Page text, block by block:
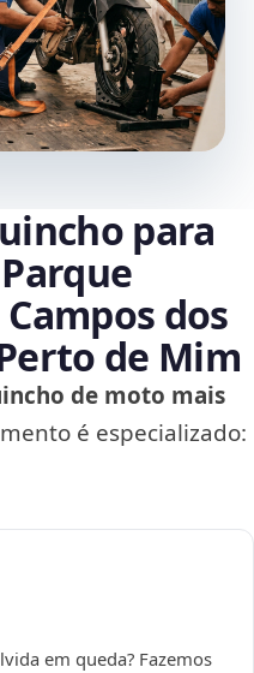
para
dos
de Mim
de moto mais
é especializado:
em queda? Fazemos